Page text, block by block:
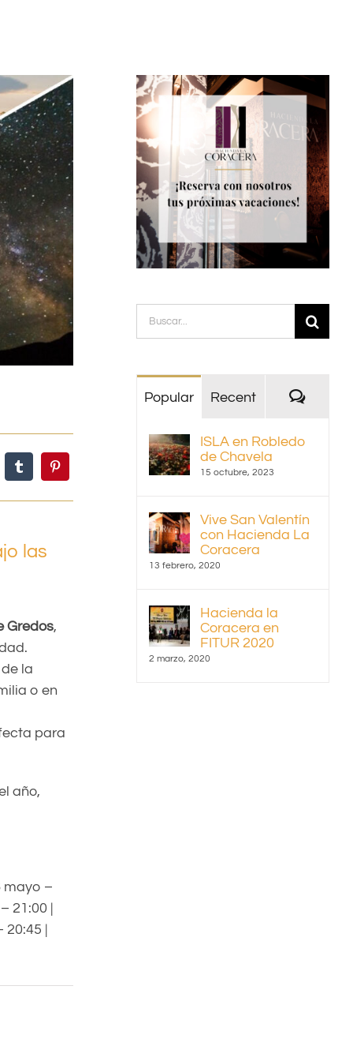
las
Gredos,
la
o en
para
año,
mayo –
21:00 |
20:45 |
Popular Recent
ISLA en Robledo
de Chavela
15 octubre, 2023
Vive San Valentín
con Hacienda La
Coracera
13 febrero, 2020
Hacienda la
Coracera en
FITUR 2020
2 marzo, 2020